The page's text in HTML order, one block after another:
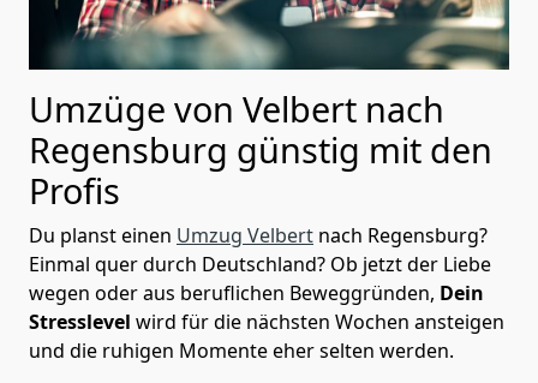
Umzüge von Velbert nach
Regensburg günstig mit den
Profis
Du planst einen Umzug Velbert nach Regensburg?
Einmal quer durch Deutschland? Ob jetzt der Liebe
wegen oder aus beruflichen Beweggründen, Dein
Stresslevel wird für die nächsten Wochen ansteigen
und die ruhigen Momente eher selten werden.